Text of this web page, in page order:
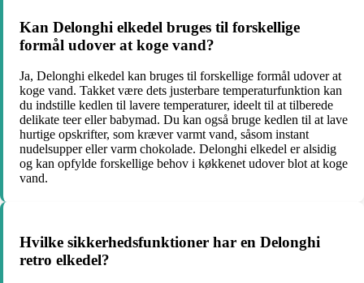
Kan Delonghi elkedel bruges til forskellige
formål udover at koge vand?
Ja, Delonghi elkedel kan bruges til forskellige formål udover at
koge vand. Takket være dets justerbare temperaturfunktion kan
du indstille kedlen til lavere temperaturer, ideelt til at tilberede
delikate teer eller babymad. Du kan også bruge kedlen til at lave
hurtige opskrifter, som kræver varmt vand, såsom instant
nudelsupper eller varm chokolade. Delonghi elkedel er alsidig
og kan opfylde forskellige behov i køkkenet udover blot at koge
vand.
Hvilke sikkerhedsfunktioner har en Delonghi
retro elkedel?